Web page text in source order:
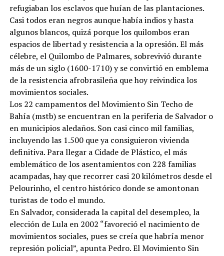
refugiaban los esclavos que huían de las plantaciones.
Casi todos eran negros aunque había indios y hasta
algunos blancos, quizá porque los quilombos eran
espacios de libertad y resistencia a la opresión. El más
célebre, el Quilombo de Palmares, sobrevivió durante
más de un siglo (1600-1710) y se convirtió en emblema
de la resistencia afrobrasileña que hoy reivindica los
movimientos sociales.
Los 22 campamentos del Movimiento Sin Techo de
Bahía (mstb) se encuentran en la periferia de Salvador o
en municipios aledaños. Son casi cinco mil familias,
incluyendo las 1.500 que ya consiguieron vivienda
definitiva. Para llegar a Cidade de Plástico, el más
emblemático de los asentamientos con 228 familias
acampadas, hay que recorrer casi 20 kilómetros desde el
Pelourinho, el centro histórico donde se amontonan
turistas de todo el mundo.
En Salvador, considerada la capital del desempleo, la
elección de Lula en 2002 “favoreció el nacimiento de
movimientos sociales, pues se creía que habría menor
represión policial”, apunta Pedro. El Movimiento Sin